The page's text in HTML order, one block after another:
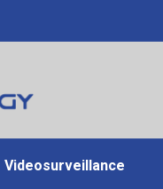
Videosurveillance